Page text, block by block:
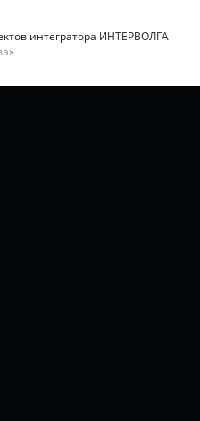
интегратора ИНТЕРВОЛГА